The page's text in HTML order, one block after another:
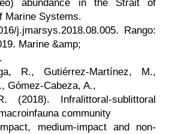
abundance in the Strait of
Marine Systems.
j.jmarsys.2018.08.005. Rango:
Marine &amp;
R., Gutiérrez-Martínez, M.,
Gómez-Cabeza, A.,
(2018). Infralittoral-sublittoral
community
medium-impact and non-